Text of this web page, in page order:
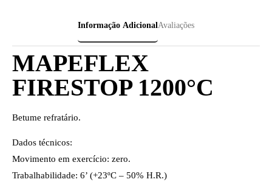
Informação Adicional Avaliações
MAPEFLEX
FIRESTOP 1200°C
Betume refratário.
Dados técnicos:
Movimento em exercício: zero.
Trabalhabilidade: 6’ (+23ºC – 50% H.R.)